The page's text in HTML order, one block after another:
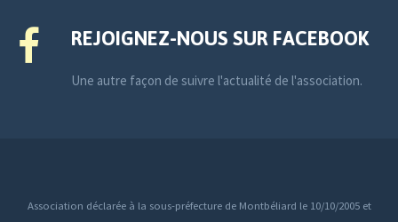
REJOIGNEZ-NOUS SUR FACEBOOK
Une autre façon de suivre l'actualité de l'association.
Association déclarée à la sous-préfecture de Montbéliard le 10/10/2005 et